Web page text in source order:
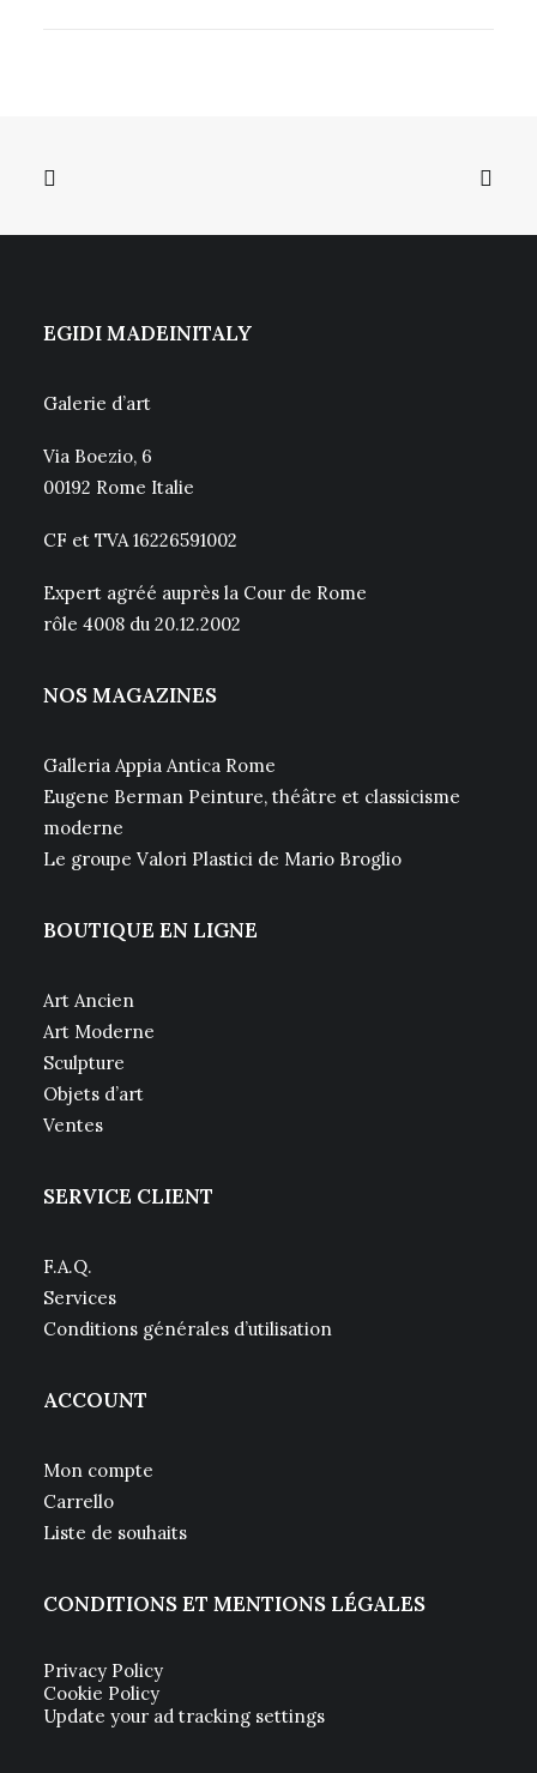
EGIDI MADEINITALY
Galerie d’art
Via Boezio, 6
00192 Rome Italie
CF et TVA 16226591002
Expert agréé auprès la Cour de Rome
rôle 4008 du 20.12.2002
NOS MAGAZINES
Galleria Appia Antica Rome
Eugene Berman Peinture, théâtre et classicisme
moderne
Le groupe Valori Plastici de Mario Broglio
BOUTIQUE EN LIGNE
Art Ancien
Art Moderne
Sculpture
Objets d’art
Ventes
SERVICE CLIENT
F.A.Q.
Services
Conditions générales d’utilisation
ACCOUNT
Mon compte
Carrello
Liste de souhaits
CONDITIONS ET MENTIONS LÉGALES
Privacy Policy
Cookie Policy
Update your ad tracking settings